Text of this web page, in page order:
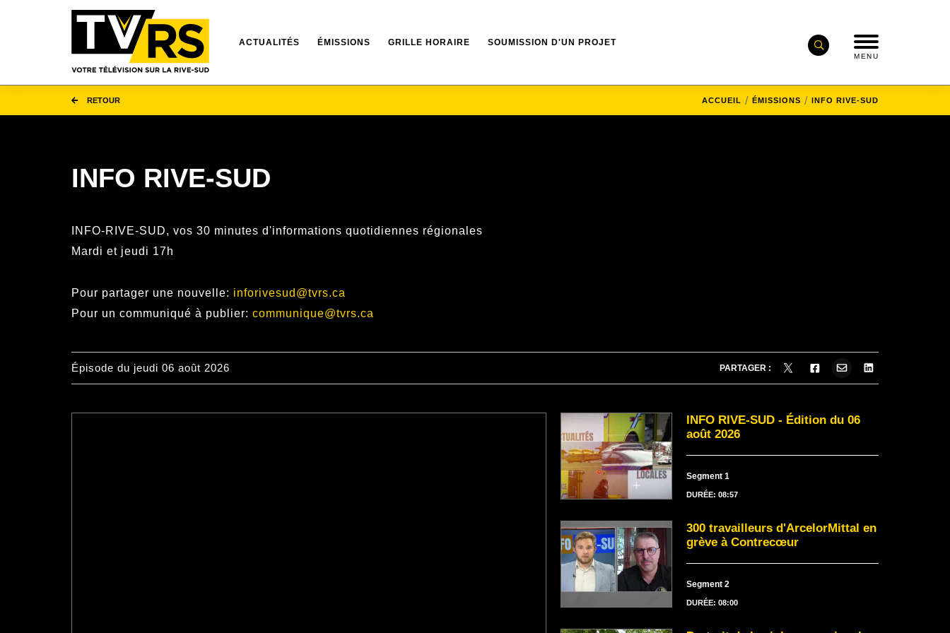
ACTUALITÉS ÉMISSIONS GRILLE HORAIRE SOUMISSION D'UN PROJET
MENU
RETOUR ACCUEIL ÉMISSIONS INFO RIVE-SUD
INFO RIVE-SUD
INFO-RIVE-SUD, vos 30 minutes d'informations quotidiennes régionales
Mardi et jeudi 17h
Pour partager une nouvelle: inforivesud@tvrs.ca
Pour un communiqué à publier: communique@tvrs.ca
Épisode du jeudi 06 août 2026 PARTAGER :
INFO RIVE-SUD - Édition du 06
août 2026
Segment 1
DURÉE: 08:57
300 travailleurs d'ArcelorMittal en
grève à Contrecœur
Segment 2
DURÉE: 08:00